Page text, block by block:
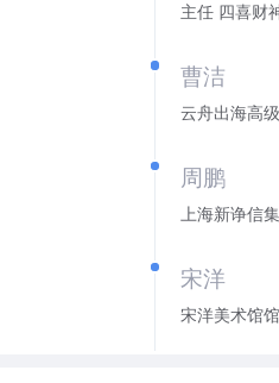
主任 四喜财
曹洁
云舟出海高
周鹏
上海新诤信
宋洋
宋洋美术馆